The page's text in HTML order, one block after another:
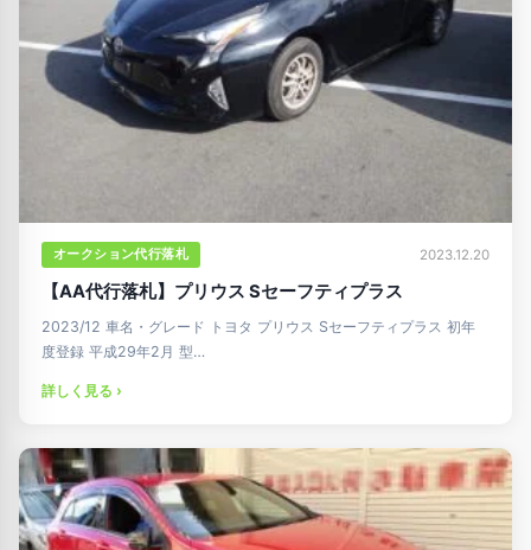
オークション代行落札 2023.12.20
【AA代行落札】プリウス Sセーフティプラス
2023/12 車名・グレード トヨタ プリウス Sセーフティプラス 初年
度登録 平成29年2月 型…
詳しく見る ›